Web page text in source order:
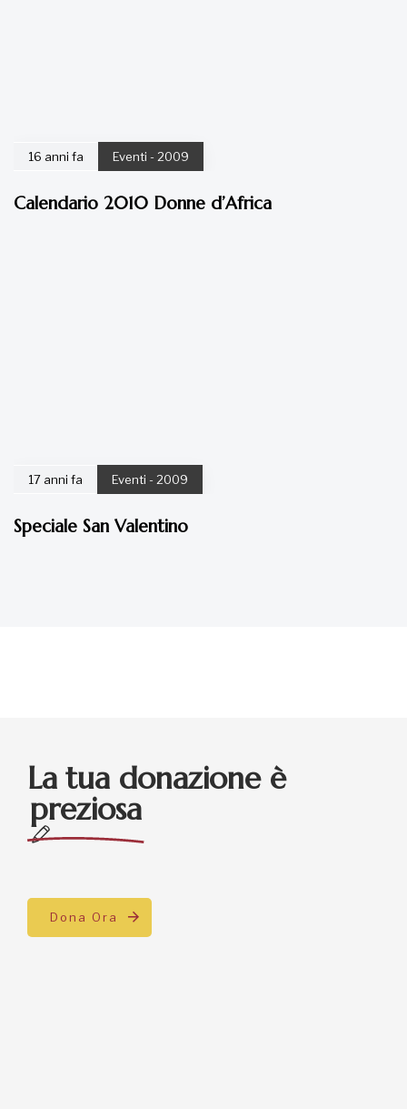
16 anni fa Eventi - 2009
Calendario 2010 Donne d’Africa
17 anni fa Eventi - 2009
Speciale San Valentino
La tua donazione è
preziosa
Dona Ora